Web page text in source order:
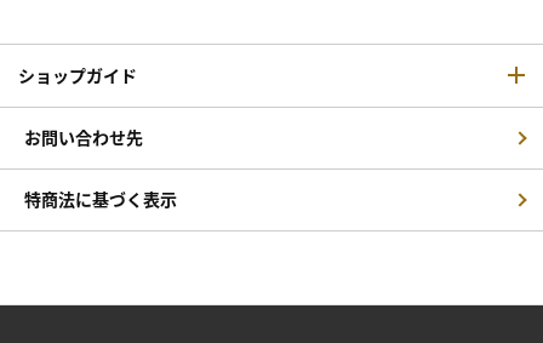
ショップガイド
お問い合わせ先
特商法に基づく表示